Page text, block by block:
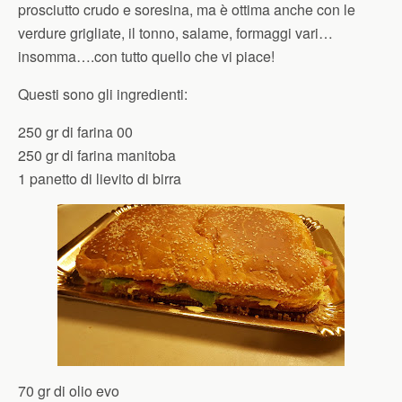
prosciutto crudo e soresina, ma è ottima anche con le
verdure grigliate, il tonno, salame, formaggi vari…
insomma….con tutto quello che vi piace!
Questi sono gli ingredienti:
250 gr di farina 00
250 gr di farina manitoba
1 panetto di lievito di birra
70 gr di olio evo